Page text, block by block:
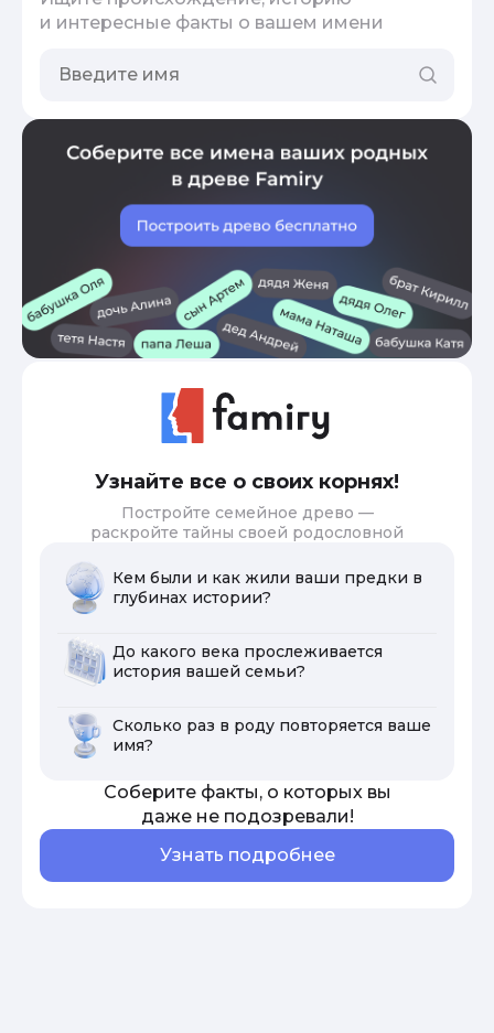
и интересные факты о вашем имени
Узнайте все о своих корнях!
Постройте семейное древо —
раскройте тайны своей родословной
Кем были и как жили ваши предки в
глубинах истории?
До какого века прослеживается
история вашей семьи?
Сколько раз в роду повторяется ваше
имя?
Соберите факты, о которых вы
даже не подозревали!
Узнать подробнее